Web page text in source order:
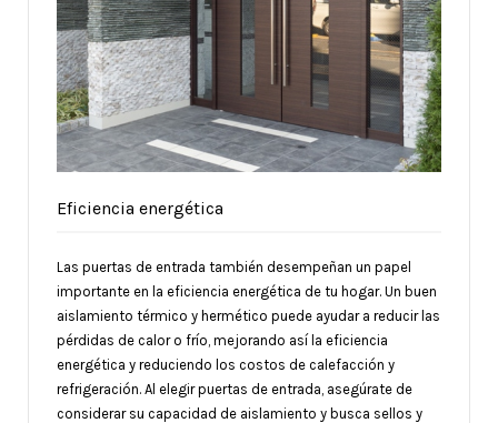
Eficiencia energética
Las puertas de entrada también desempeñan un papel
importante en la eficiencia energética de tu hogar. Un buen
aislamiento térmico y hermético puede ayudar a reducir las
pérdidas de calor o frío, mejorando así la eficiencia
energética y reduciendo los costos de calefacción y
refrigeración. Al elegir puertas de entrada, asegúrate de
considerar su capacidad de aislamiento y busca sellos y